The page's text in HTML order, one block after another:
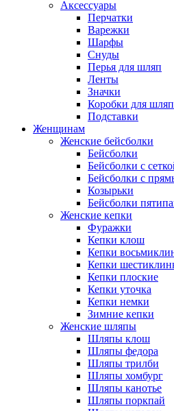
Аксессуары
Перчатки
Варежки
Шарфы
Снуды
Перья для шляп
Ленты
Значки
Коробки для шляп
Подставки
Женщинам
Женские бейсболки
Бейсболки
Бейсболки с
Бейсболки с
Козырьки
Бейсболки
Женские кепки
Фуражки
Кепки клош
Кепки
Кепки
Кепки плоские
Кепки уточка
Кепки немки
Зимние кепки
Женские шляпы
Шляпы клош
Шляпы федора
Шляпы трилби
Шляпы хомбург
Шляпы канотье
Шляпы поркпай